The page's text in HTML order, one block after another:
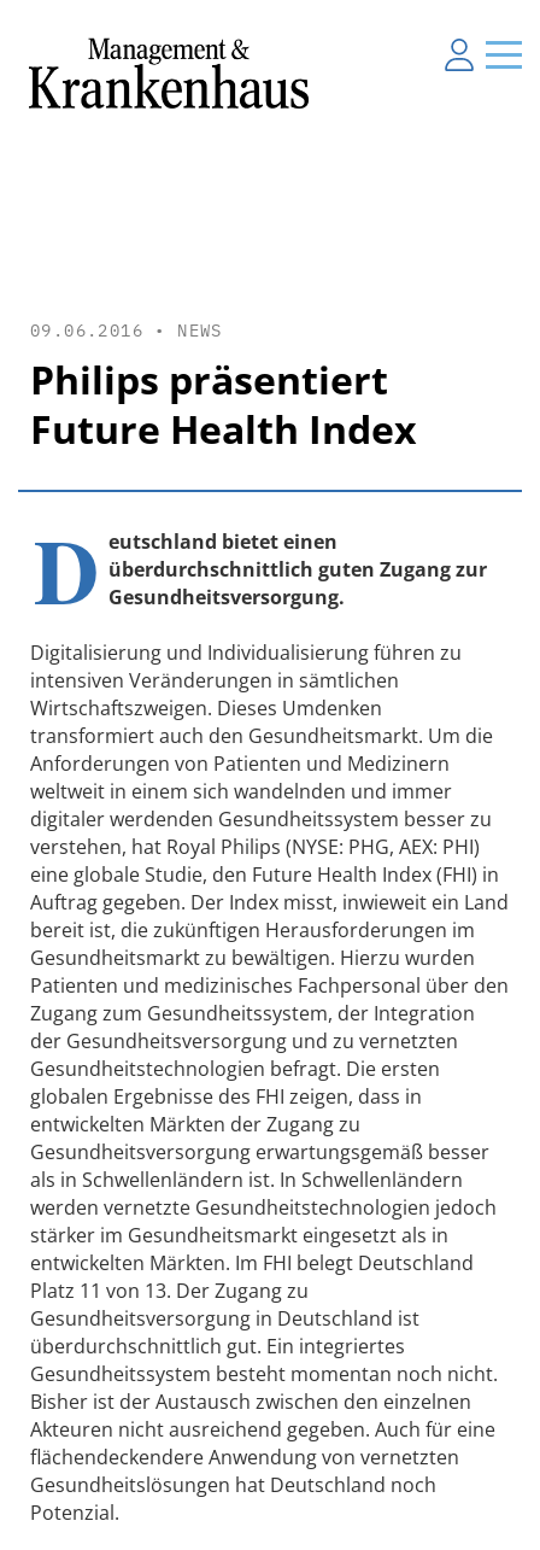
09.06.2016 • NEWS
Philips präsentiert
Future Health Index
D eutschland bietet einen
überdurchschnittlich guten Zugang zur
Gesundheitsversorgung.
Digitalisierung und Individualisierung führen zu
intensiven Veränderungen in sämtlichen
Wirtschaftszweigen. Dieses Umdenken
transformiert auch den Gesundheitsmarkt. Um die
Anforderungen von Patienten und Medizinern
weltweit in einem sich wandelnden und immer
digitaler werdenden Gesundheitssystem besser zu
verstehen, hat Royal Philips (NYSE: PHG, AEX: PHI)
eine globale Studie, den Future Health Index (FHI) in
Auftrag gegeben. Der Index misst, inwieweit ein Land
bereit ist, die zukünftigen Herausforderungen im
Gesundheitsmarkt zu bewältigen. Hierzu wurden
Patienten und medizinisches Fachpersonal über den
Zugang zum Gesundheitssystem, der Integration
der Gesundheitsversorgung und zu vernetzten
Gesundheitstechnologien befragt. Die ersten
globalen Ergebnisse des FHI zeigen, dass in
entwickelten Märkten der Zugang zu
Gesundheitsversorgung erwartungsgemäß besser
als in Schwellenländern ist. In Schwellenländern
werden vernetzte Gesundheitstechnologien jedoch
stärker im Gesundheitsmarkt eingesetzt als in
entwickelten Märkten. Im FHI belegt Deutschland
Platz 11 von 13. Der Zugang zu
Gesundheitsversorgung in Deutschland ist
überdurchschnittlich gut. Ein integriertes
Gesundheitssystem besteht momentan noch nicht.
Bisher ist der Austausch zwischen den einzelnen
Akteuren nicht ausreichend gegeben. Auch für eine
flächendeckendere Anwendung von vernetzten
Gesundheitslösungen hat Deutschland noch
Potenzial.